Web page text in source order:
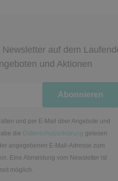
auf dem
und Aktionen
Abonnieren
und per E-Mail über Angebote und
die Datenschutzerklärung gelesen
angegebenen E-Mail-Adresse zum
Eine Abmeldung vom Newsletter ist
möglich.